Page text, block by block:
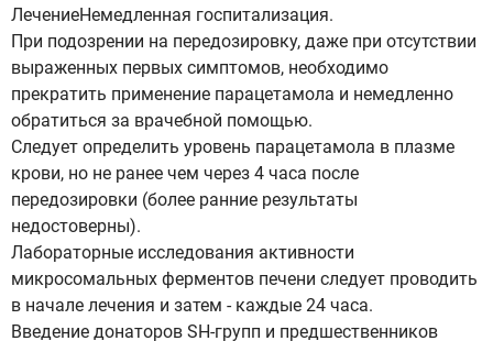
ЛечениеНемедленная госпитализация.
При подозрении на передозировку, даже при отсутствии
выраженных первых симптомов, необходимо
прекратить применение парацетамола и немедленно
обратиться за врачебной помощью.
Следует определить уровень парацетамола в плазме
крови, но не ранее чем через 4 часа после
передозировки (более ранние результаты
недостоверны).
Лабораторные исследования активности
микросомальных ферментов печени следует проводить
в начале лечения и затем - каждые 24 часа.
Введение донаторов SH-групп и предшественников